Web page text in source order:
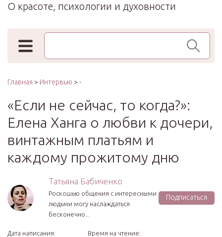
О красоте, психологии и духовности
Поиск по сайту
Главная > Интервью > -
«Если не сейчас, то когда?»:
Елена Ханга о любви к дочери,
винтажным платьям и
каждому прожитому дню
Татьяна Бабиченко
Роскошью общения с интересными
людьми могу наслаждаться
бесконечно...
Подписаться
Дата написания:
Время на чтение: